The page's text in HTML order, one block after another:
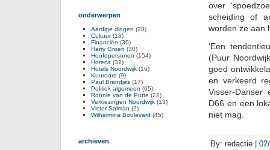
over
scheiding of
worden ze aan
‘Een
(Puur
goed
en verkeerd
Visser-Danser
D66 en een
niet mag.
By: redactie |
onderwerpen
Aardige dingen (28)
Cultuur(18)
Financiën (30)
Harry Groen (30)
Hoofdpersonen (154)
Horeca (32)
Hotels Noordwijk (16)
Kuuroord (9)
Paul Brandjes (17)
Politiek algemeen (65)
Ronnie van de Putte (22)
Verkiezingen Noordwijk (13)
Victor Salman (2)
Wilhelmina Boulevard (45)
archieven